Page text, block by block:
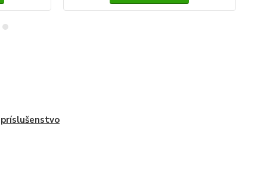
príslušenstvo